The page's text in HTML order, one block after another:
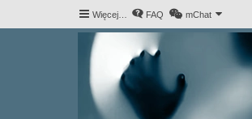
Więcej… FAQ mChat